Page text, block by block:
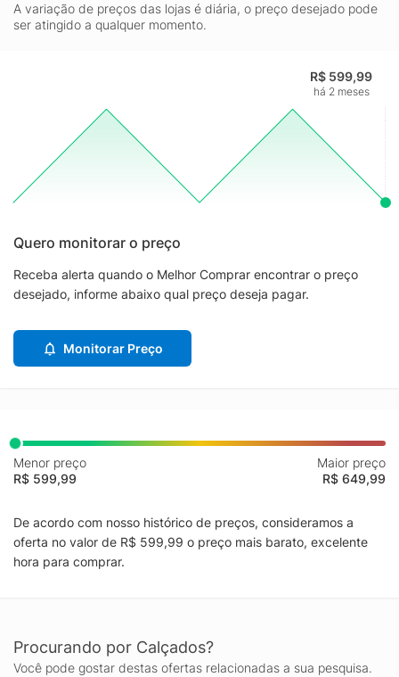
A variação de preços das lojas é diária, o preço desejado pode
ser atingido a qualquer momento.
R$ 599,99
há 2 meses
Quero monitorar o preço
Receba alerta quando o Melhor Comprar encontrar o preço
desejado, informe abaixo qual preço deseja pagar.
Monitorar Preço
Menor preço
R$ 599,99
Maior preço
R$ 649,99
De acordo com nosso histórico de preços, consideramos a
oferta no valor de R$ 599,99 o preço mais barato, excelente
hora para comprar.
Procurando por Calçados?
Você pode gostar destas ofertas relacionadas a sua pesquisa.